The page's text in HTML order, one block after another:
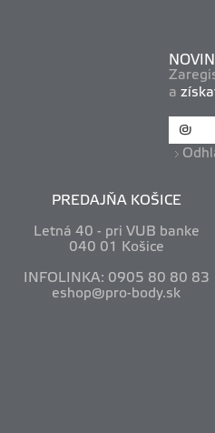
a
PREDAJŇA KOŠICE
Letná 40 - pri VUB banke
040 01 Košice
INFOLINKA: 0905 80 80 83
eshop@pro-body.sk